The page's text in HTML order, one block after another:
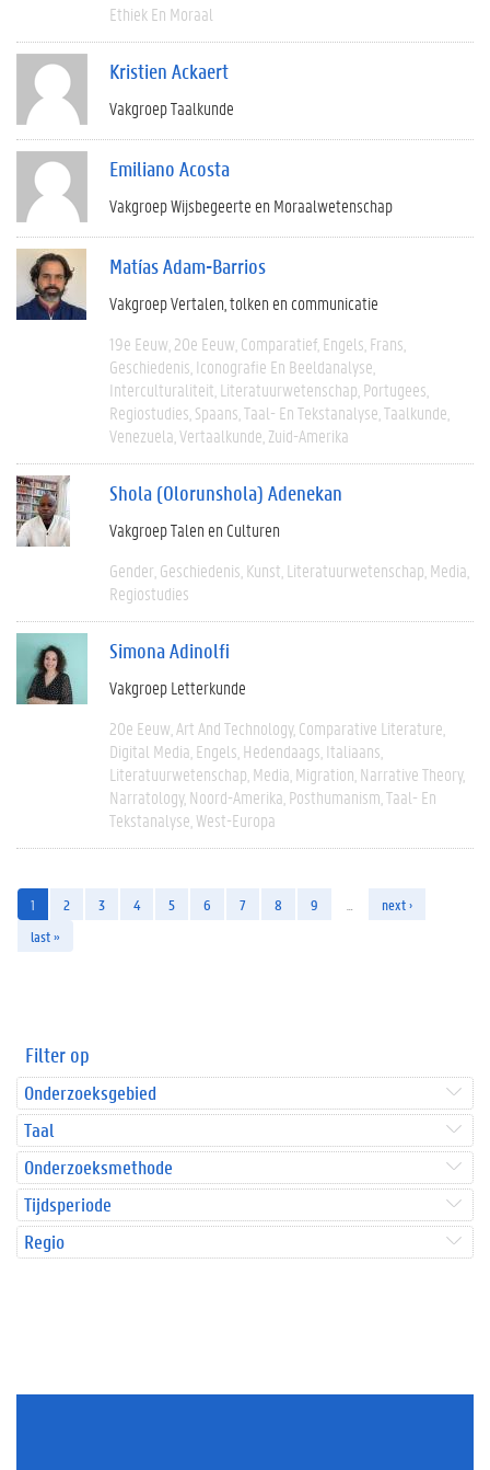
Ethiek En Moraal
Kristien Ackaert
Vakgroep Taalkunde
Emiliano Acosta
Vakgroep Wijsbegeerte en Moraalwetenschap
Matías Adam-Barrios
Vakgroep Vertalen, tolken en communicatie
19e Eeuw 20e Eeuw Comparatief Engels Frans
Geschiedenis Iconografie En Beeldanalyse
Interculturaliteit Literatuurwetenschap Portugees
Regiostudies Spaans Taal- En Tekstanalyse Taalkunde
Venezuela Vertaalkunde Zuid-Amerika
Shola (Olorunshola) Adenekan
Vakgroep Talen en Culturen
Gender Geschiedenis Kunst Literatuurwetenschap Media
Regiostudies
Simona Adinolfi
Vakgroep Letterkunde
20e Eeuw Art And Technology Comparative Literature
Digital Media Engels Hedendaags Italiaans
Literatuurwetenschap Media Migration Narrative Theory
Narratology Noord-Amerika Posthumanism Taal- En
Tekstanalyse West-Europa
1 2 3 4 5 6 7 8 9
next ›
last »
Filter op
Onderzoeksgebied
Taal
Onderzoeksmethode
Tijdsperiode
Regio